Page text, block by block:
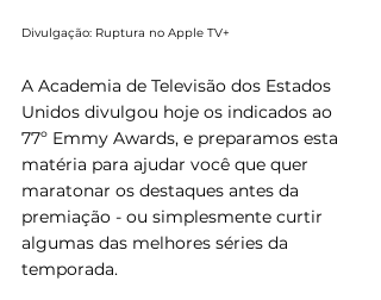
Divulgação: Ruptura no Apple TV+
A Academia de Televisão dos Estados
Unidos divulgou hoje os indicados ao
77º Emmy Awards, e preparamos esta
matéria para ajudar você que quer
maratonar os destaques antes da
premiação - ou simplesmente curtir
algumas das melhores séries da
temporada.